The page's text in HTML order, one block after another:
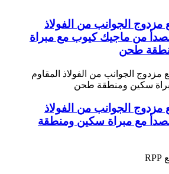
مزدوج الجوانب من الفولاذ
من ماجيك كيوب مع مبراة
طحن
مزدوج الجوانب من الفولاذ
مع مبراة سكين ومنطقة